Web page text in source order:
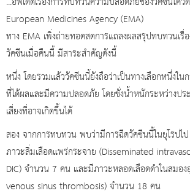
European Medicines Agency (EMA)
ทาง EMA เพิ่งถ่ายทอดสดการแถลงผลสรุปทบทวนเรื่
วัคซีนเมื่อคืนนี้ มีสาระสำคัญดังนี้
หนึ่ง โดยรวมแล้ววัคซีนนี้ยังถือว่าเป็นทางเลือกหนึ่งใน
ที่ได้ผลและมีความปลอดภัย โดยชั่งน้ำหนักระหว่างป
เสี่ยงที่อาจเกิดขึ้นได้
สอง จากการทบทวน พบว่ามีการฉีดวัคซีนนี้ในยุโรปไ
ภาวะลิ่มเลือดแพร่กระจาย (Disseminated
DIC) จำนวน 7 คน และมีภาวะหลอดเลือดดำในสมอ
venous sinus thrombosis) จำนวน 18 คน